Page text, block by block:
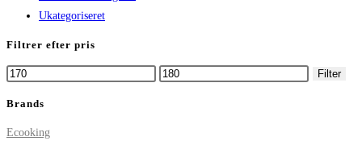
Ukategoriseret
Filtrer efter pris
Mindste
Højeste
Filter
Brands
Ecooking